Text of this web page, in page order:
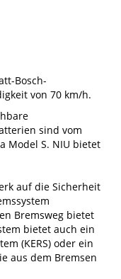
Bosch-
von 70 km/h.
sind vom
Model S. NIU bietet
auf die Sicherheit
Bremsweg bietet
bietet auch ein
(KERS) oder ein
aus dem Bremsen